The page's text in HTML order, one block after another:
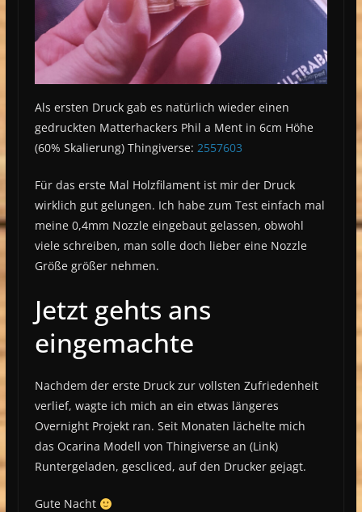
Als ersten Druck gab es natürlich wieder einen
gedruckten Matterhackers Phil a Ment in 6cm Höhe
(60% Skalierung) Thingiverse: 2557603
Für das erste Mal Holzfilament ist mir der Druck
wirklich gut gelungen. Ich habe zum Test einfach mal
meine 0,4mm Nozzle eingebaut gelassen, obwohl
viele schreiben, man solle doch lieber eine Nozzle
Größe größer nehmen.
Jetzt gehts ans
eingemachte
Nachdem der erste Druck zur vollsten Zufriedenheit
verlief, wagte ich mich an ein etwas längeres
Overnight Projekt ran. Seit Monaten lächelte mich
das Ocarina Modell von Thingiverse an (Link)
Runtergeladen, gescliced, auf den Drucker gejagt.
Gute Nacht